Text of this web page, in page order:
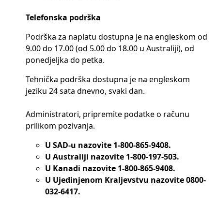
Telefonska podrška
Podrška za naplatu dostupna je na engleskom od
9.00 do 17.00 (od 5.00 do 18.00 u Australiji), od
ponedjeljka do petka.
Tehnička podrška dostupna je na engleskom
jeziku 24 sata dnevno, svaki dan.
Administratori, pripremite podatke o računu
prilikom pozivanja.
U SAD-u nazovite 1-800-865-9408.
U Australiji nazovite 1-800-197-503.
U Kanadi nazovite 1-800-865-9408.
U Ujedinjenom Kraljevstvu nazovite 0800-
032-6417.